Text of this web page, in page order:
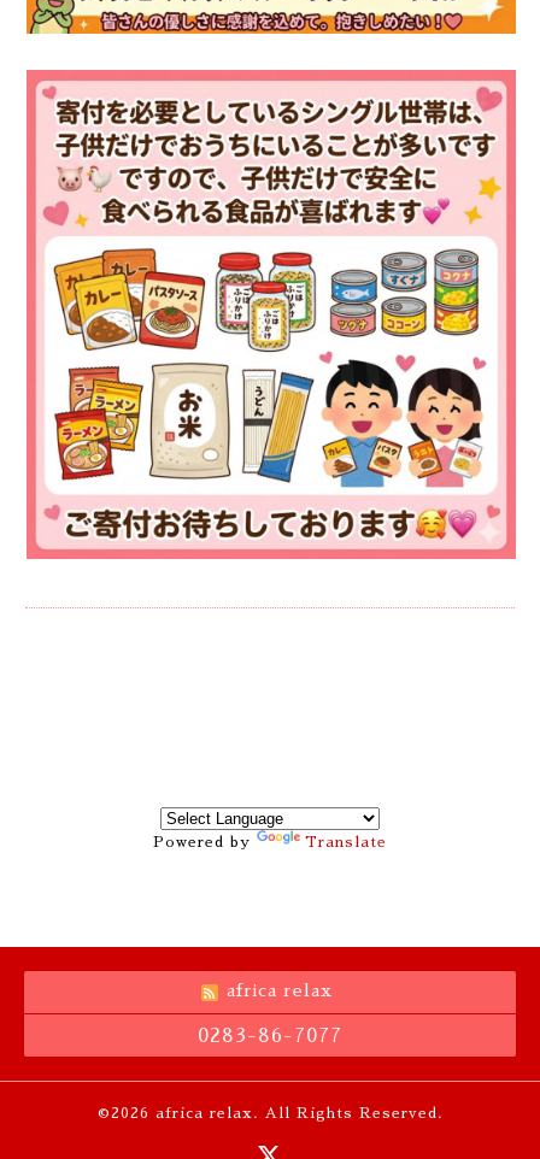
Powered by Translate
africa relax
0283-86-7077
©2026 africa relax . All Rights Reserved.